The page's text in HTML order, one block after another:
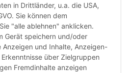
in Drittländer, u.a. die USA,
Sie können dem
"alle ablehnen" anklicken.
Gerät speichern und/oder
Anzeigen und Inhalte, Anzeigen-
über Zielgruppen
Fremdinhalte anzeigen